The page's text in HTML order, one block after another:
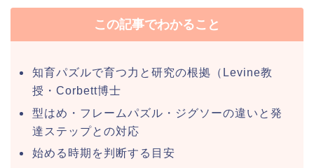
この記事でわかること
知育パズルで育つ力と研究の根拠（Levine教
授・Corbett博士
型はめ・フレームパズル・ジグソーの違いと発
達ステップとの対応
始める時期を判断する目安